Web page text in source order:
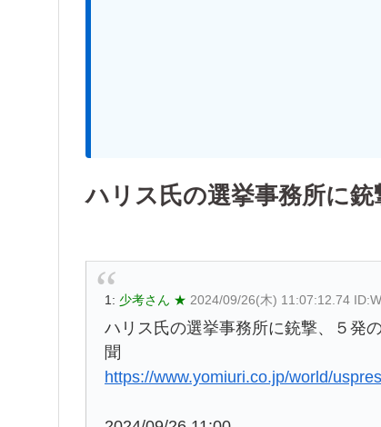
ハリス氏の選挙事務所に
1: 少考さん ★ 2024/09/26(木) 11:07:12.74
ハリス氏の選挙事務所に銃撃、５発
聞
https://www.yomiuri.co.jp/world/